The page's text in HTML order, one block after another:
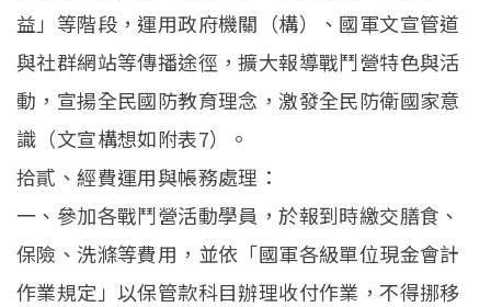
益」等階段，運用政府機關（構）、國軍文宣管道
與社群網站等傳播途徑，擴大報導戰鬥營特色與活
動，宣揚全民國防教育理念，激發全民防衛國家意
識（文宣構想如附表7）。
拾貳、經費運用與帳務處理：
一、參加各戰鬥營活動學員，於報到時繳交膳食、
保險、洗滌等費用，並依「國軍各級單位現金會計
作業規定」以保管款科目辦理收付作業，不得挪移